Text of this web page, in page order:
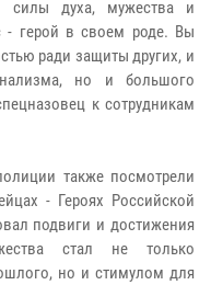
силы духа, мужества и
- герой в своем роде. Вы
ради защиты других, и
но и большого
к сотрудникам
также посмотрели
- Героях Российской
подвиги и достижения
стал не только
но и стимулом для